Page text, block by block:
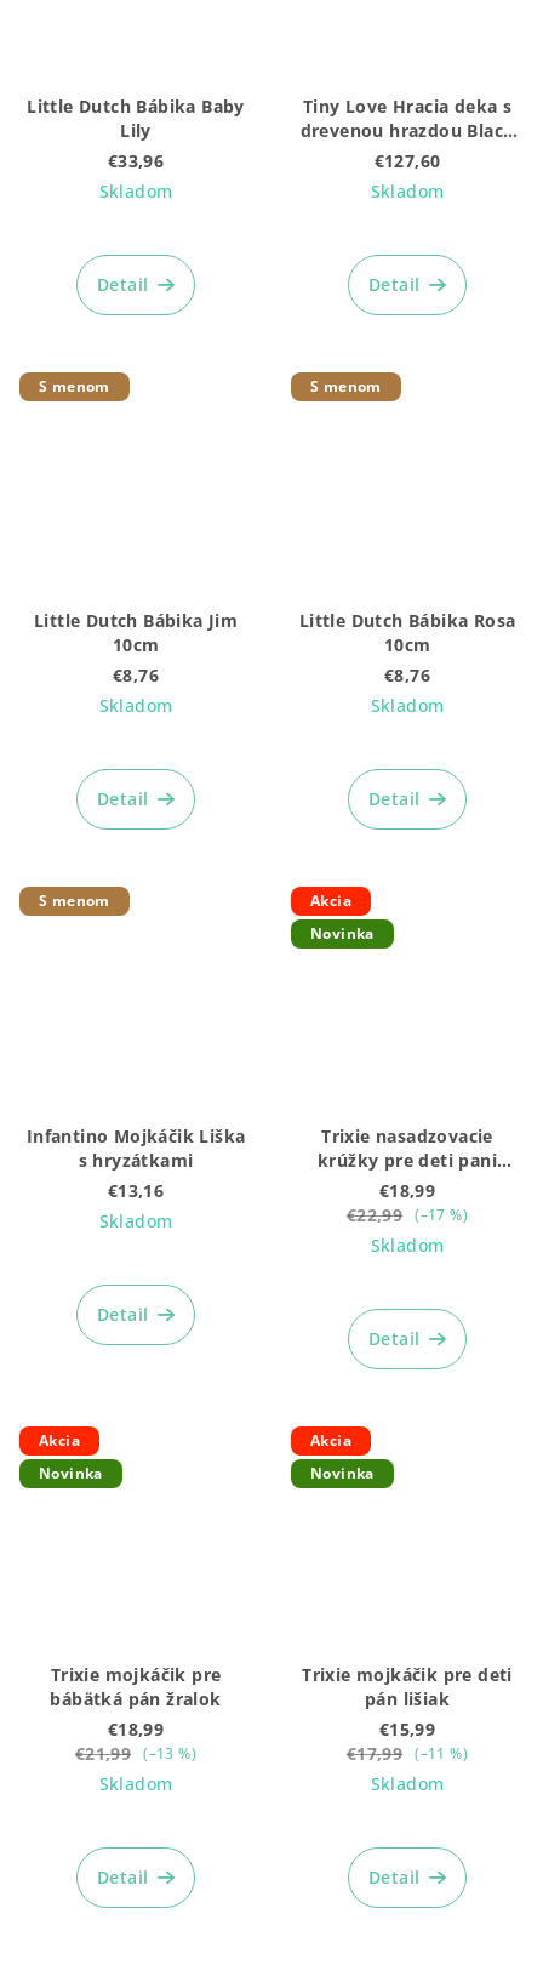
Little Dutch Bábika Baby
Lily
€33,96
Skladom
Detail
Tiny Love Hracia deka s
drevenou hrazdou Black
& White
€127,60
Skladom
Detail
S menom
Little Dutch Bábika Jim
10cm
€8,76
Skladom
Detail
S menom
Little Dutch Bábika Rosa
10cm
€8,76
Skladom
hodnotenie
produktu
Detail
S menom
Infantino Mojkáčik Liška
s hryzátkami
€13,16
Skladom
Detail
Akcia
Novinka
Trixie nasadzovacie
krúžky pre deti pani
mačka
€18,99
€22,99 (–17 %)
Skladom
Detail
Akcia
Novinka
Trixie mojkáčik pre
bábätká pán žralok
€18,99
€21,99 (–13 %)
Skladom
Detail
Akcia
Novinka
Trixie mojkáčik pre deti
pán lišiak
€15,99
€17,99 (–11 %)
Skladom
Detail